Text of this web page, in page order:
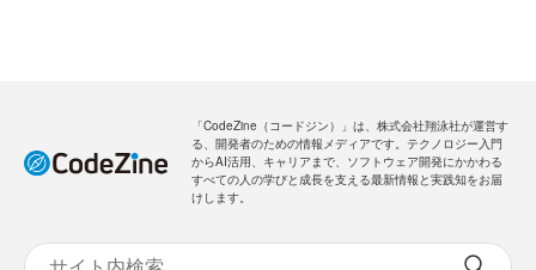
「CodeZine（コードジン）」は、株式会社翔泳社が運営す
る、開発者のための情報メディアです。テクノロジー入門
からAI活用、キャリアまで、ソフトウェア開発にかかわる
すべての人の学びと成長を支える最新情報と実践知をお届
けします。